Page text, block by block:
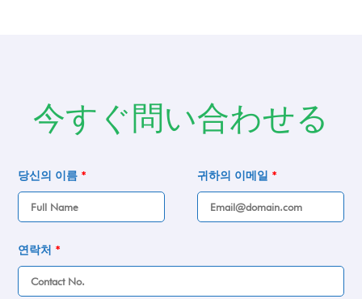
今すぐ問い合わせる
당신의 이름 * 귀하의 이메일 *
연락처 *